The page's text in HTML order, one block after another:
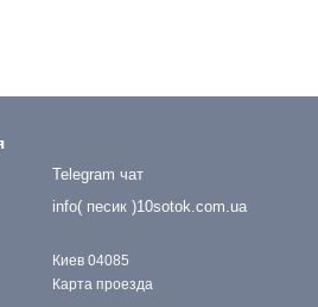
Telegram чат
info( песик )10sotok.com.ua
Киев 04085
Карта проезда